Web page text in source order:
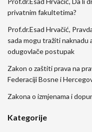
privatnim fakultetima?
Prof.dr.Esad Hrvačić,
sada mogu tražiti naknadu
odugovlače postupak
Zakon o zaštiti prava na
Federaciji Bosne i
Zakona o izmjenama i
Kategorije